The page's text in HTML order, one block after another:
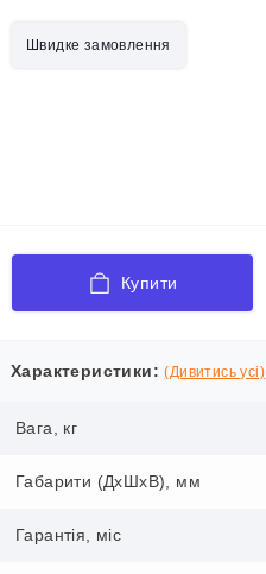
Швидке замовлення
Купити
Характеристики: (Дивитись усі)
Вага, кг
Габарити (ДхШхВ), мм
Гарантія, міс